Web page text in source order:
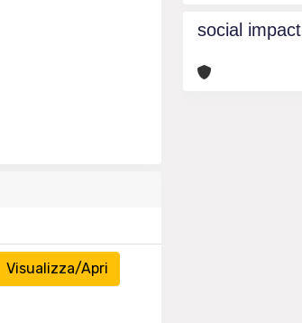
Visualizza/Apri
social impact